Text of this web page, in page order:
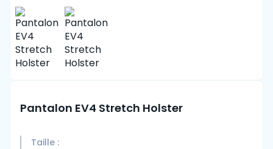
Pantalon EV4 Stretch Holster
Taille :